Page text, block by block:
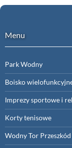
Menu
Park Wodny
Boisko
Imprezy sportowe i
Korty tenisowe
Wodny Tor